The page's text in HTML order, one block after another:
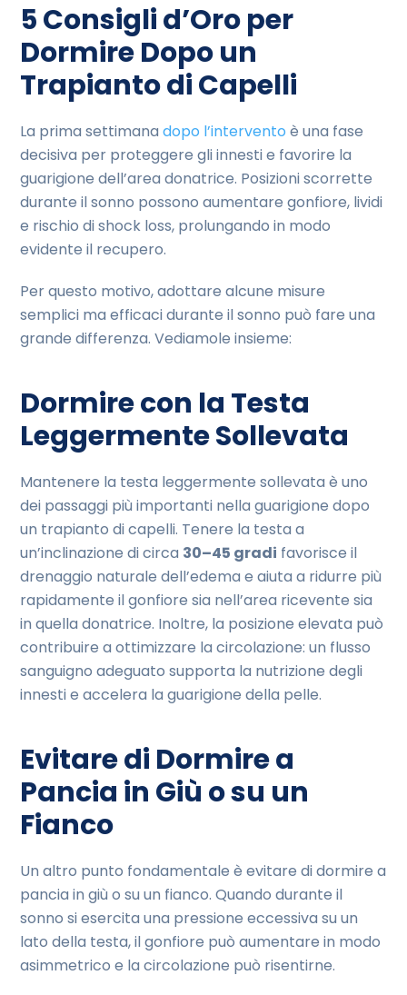
5 Consigli d’Oro per
Dormire Dopo un
Trapianto di Capelli
La prima settimanadopo l’intervento è una fase
decisiva per proteggere gli innesti e favorire la
guarigione dell’area donatrice. Posizioni scorrette
durante il sonno possono aumentare gonfiore, lividi
e rischio di shock loss, prolungando in modo
evidente il recupero.
Per questo motivo, adottare alcune misure
semplici ma efficaci durante il sonno può fare una
grande differenza. Vediamole insieme:
Dormire con la Testa
Leggermente Sollevata
Mantenere la testa leggermente sollevata è uno
dei passaggi più importanti nella guarigione dopo
un trapianto di capelli. Tenere la testa a
un’inclinazione di circa 30–45 gradi favorisce il
drenaggio naturale dell’edema e aiuta a ridurre più
rapidamente il gonfiore sia nell’area ricevente sia
in quella donatrice. Inoltre, la posizione elevata può
contribuire a ottimizzare la circolazione: un flusso
sanguigno adeguato supporta la nutrizione degli
innesti e accelera la guarigione della pelle.
Evitare di Dormire a
Pancia in Giù o su un
Fianco
Un altro punto fondamentale è evitare di dormire a
pancia in giù o su un fianco. Quando durante il
sonno si esercita una pressione eccessiva su un
lato della testa, il gonfiore può aumentare in modo
asimmetrico e la circolazione può risentirne.